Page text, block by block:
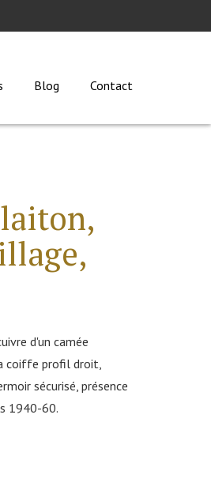
Blog Contact
d'un camée
coiffe profil droit,
sécurisé, présence
1940-60.